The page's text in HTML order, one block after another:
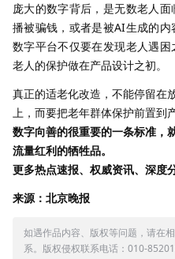
庞大的数字背后，是无数老人
播被骗钱，或者是被AI生成的内
数字平台不仅要在发现老人遇
老人的保护做在产品设计之初。
真正的适老化改造，不能停留在
上，而要把老年群体保护前置到
数字向善的很重要的一条标准，
流量红利的牺牲品。
更多热点速报、权威资讯、深度
来源：北京晚报
如遇作品内容、版权等问题，请在
系。版权侵权联系电话：010-